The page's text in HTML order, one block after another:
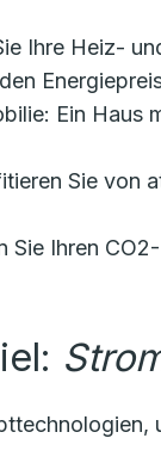
Ihre Heiz-
Ein Haus
Sie von
Sie Ihren